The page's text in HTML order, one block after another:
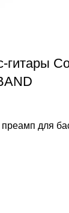
гитары
для